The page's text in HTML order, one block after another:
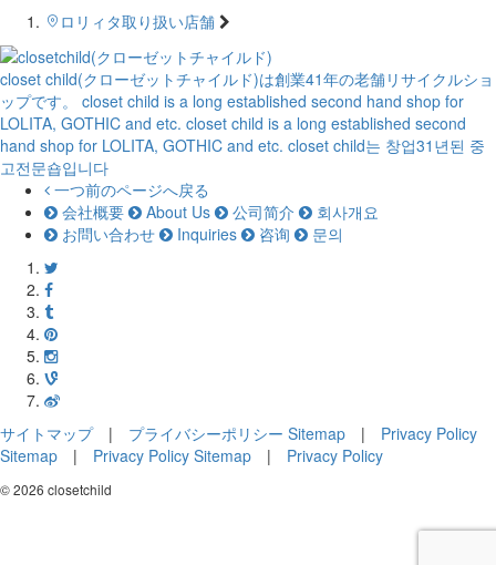
ロリィタ取り扱い店舗
closet child(クローゼットチャイルド)は創業41年の老舗リサイクルショ
ップです。
closet child is a long established second hand shop for
LOLITA, GOTHIC and etc. closet child is a long established second
hand shop for LOLITA, GOTHIC and etc. closet child는 창업31년된 중
고전문숍입니다
一つ前のページへ戻る
会社概要
About Us 公司简介
회사개요
お問い合わせ
Inquiries 咨询 문의
サイトマップ| プライバシーポリシー Sitemap | Privacy Policy
Sitemap | Privacy Policy Sitemap | Privacy Policy
© 2026 closetchild